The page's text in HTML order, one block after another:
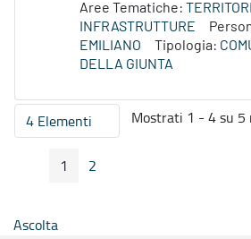
Aree Tematiche:
INFRASTRUTTURE
EMILIANO
Tipologia:
DELLA GIUNTA
4 ElementiPer pagina
Mostrati 1 - 4 su
Pagina Precedente
Pagina
1 Pagina
2
Ascolta